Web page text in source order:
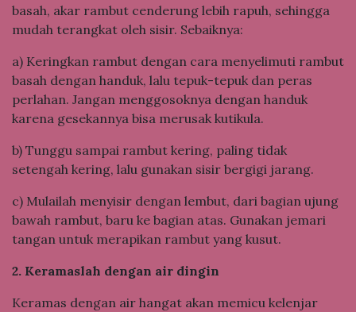
basah, akar rambut cenderung lebih rapuh, sehingga
mudah terangkat oleh sisir. Sebaiknya:
a) Keringkan rambut dengan cara menyelimuti rambut
basah dengan handuk, lalu tepuk-tepuk dan peras
perlahan. Jangan menggosoknya dengan handuk
karena gesekannya bisa merusak kutikula.
b) Tunggu sampai rambut kering, paling tidak
setengah kering, lalu gunakan sisir bergigi jarang.
c) Mulailah menyisir dengan lembut, dari bagian ujung
bawah rambut, baru ke bagian atas. Gunakan jemari
tangan untuk merapikan rambut yang kusut.
2. Keramaslah dengan air dingin
Keramas dengan air hangat akan memicu kelenjar